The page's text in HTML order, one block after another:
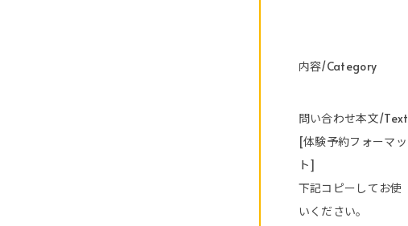
内容/Category
問い合わせ本文/Text
[体験予約フォーマッ
ト]
下記コピーしてお使
いください。